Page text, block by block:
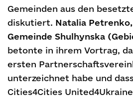
Gemeinden aus den
diskutiert. Natalia
Gemeinde Shulhynska
betonte in ihrem Vortrag,
ersten
unterzeichnet habe und
Cities4Cities